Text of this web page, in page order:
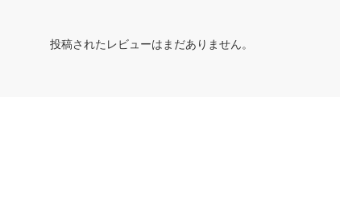
投稿されたレビューはまだありません。